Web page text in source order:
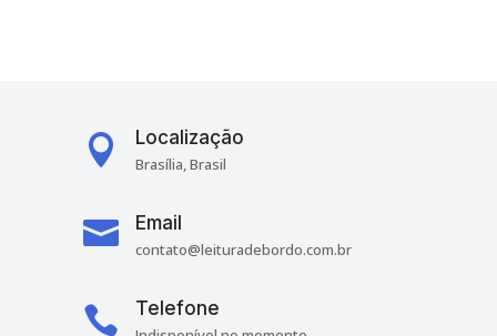
 Localização
Brasília, Brasil
 Email
contato@leituradebordo.com.br
 Telefone